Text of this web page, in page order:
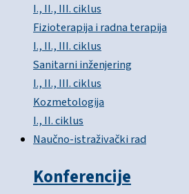
I., II., III. ciklus
Fizioterapija i radna terapija
I., II., III. ciklus
Sanitarni inženjering
I., II., III. ciklus
Kozmetologija
I., II. ciklus
Naučno-istraživački rad
Konferencije